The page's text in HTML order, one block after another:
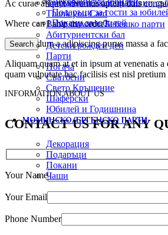
Подаръци за гости за
Покани за юбилей
Search
Фирмени и Корпоративни
Thank you Card
Baby shower – Бебешко парти
Абитуриентски бал
Детски рожден ден
Парти
Погача
Сватбени
Свето Кръщение
Шаферски
Юбилей и Годишнина
МОМИНСКО/ЕРГЕНСКО ПАРТИ
Декорация
Подаръци
Покани
Чаши
Ac curae aliquet vivamus aptent duis
Where can I ship my order?
Ut bibendum a adipiscing purus massa a
Aliquam quam at et in ipsum at venenatis
quam vulputate hac facilisis est nisl pretium
INFORMATION ABOUT US
CONTACT US FOR ANY
Your Name
Your Email
Phone Number